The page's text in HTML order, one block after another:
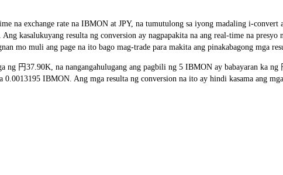
na exchange rate na IBMON at JPY, na tumutulong sa iyong madaling i-
kasalukuyang resulta ng conversion ay nagpapakita na ang real-time na
mo muli ang page na ito bago mag-trade para makita ang pinakabagong mga
ng 円37.90K, na nangangahulugang ang pagbili ng 5 IBMON ay babayaran ka
0.0013195 IBMON. Ang mga resulta ng conversion na ito ay hindi kasama ang